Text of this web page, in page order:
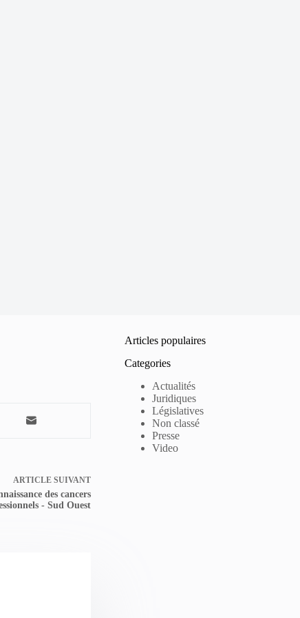
ARTICLE SUIVANT
des cancers
- Sud Ouest
Articles populaires
Categories
Actualités
Juridiques
Législatives
Non classé
Presse
Video